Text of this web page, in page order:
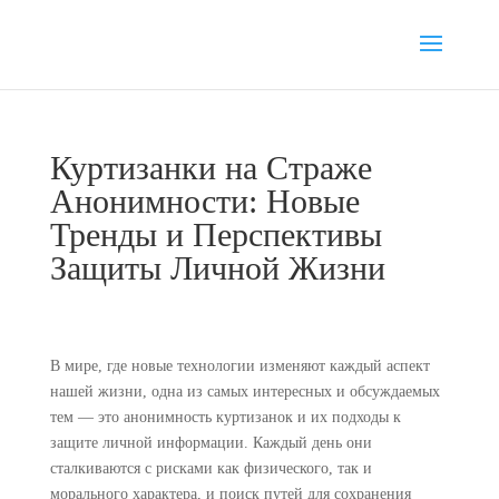
Куртизанки на Страже
Анонимности: Новые
Тренды и Перспективы
Защиты Личной Жизни
В мире, где новые технологии изменяют каждый аспект
нашей жизни, одна из самых интересных и обсуждаемых
тем — это анонимность куртизанок и их подходы к
защите личной информации. Каждый день они
сталкиваются с рисками как физического, так и
морального характера, и поиск путей для сохранения